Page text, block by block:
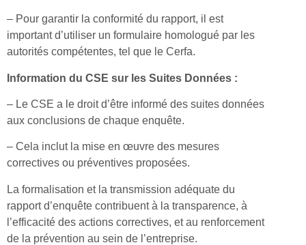
– Pour garantir la conformité du rapport, il est
important d’utiliser un formulaire homologué par les
autorités compétentes, tel que le Cerfa.
Information du CSE sur les Suites Données :
– Le CSE a le droit d’être informé des suites données
aux conclusions de chaque enquête.
– Cela inclut la mise en œuvre des mesures
correctives ou préventives proposées.
La formalisation et la transmission adéquate du
rapport d’enquête contribuent à la transparence, à
l’efficacité des actions correctives, et au renforcement
de la prévention au sein de l’entreprise.